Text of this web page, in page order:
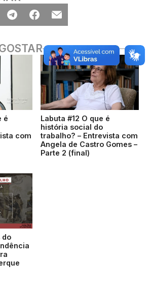
é
com
Labuta #12 O que é
história social do
trabalho? – Entrevista com
Angela de Castro Gomes –
Parte 2 (final)
do